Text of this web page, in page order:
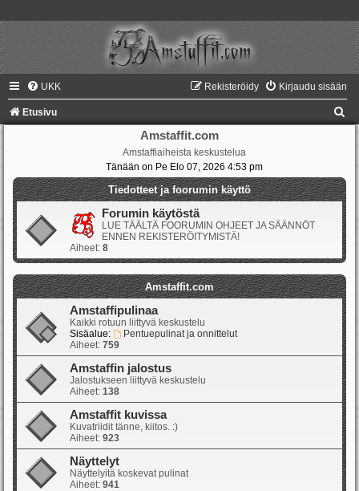
UKK Kirjaudu sisään
Rekisteröidy
Etusivu
Amstaffit.com
Amstaffiaiheista keskustelua
Tänään on Pe Elo 07, 2026 4:53 pm
Tiedotteet ja foorumin käyttö
Forumin käytöstä
LUE TÄÄLTÄ FOORUMIN OHJEET JA SÄÄNNÖT
ENNEN REKISTERÖITYMISTÄ!
Aiheet: 8
Amstaffit.com
Amstaffipulinaa
Kaikki rotuun liittyvä keskustelu
Sisäalue:
Pentuepulinat ja onnittelut
Aiheet: 759
Amstaffin jalostus
Jalostukseen liittyvä keskustelu
Aiheet: 138
Amstaffit kuvissa
Kuvatriidit tänne, kiitos. :)
Aiheet: 923
Näyttelyt
Näyttelyitä koskevat pulinat
Aiheet: 941